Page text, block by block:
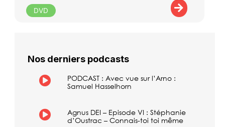
DVD
Nos derniers podcasts
PODCAST : Avec vue sur l’Arno :
Samuel Hasselhorn
Agnus DEI – Episode VI : Stéphanie
d’Oustrac – Connais-toi toi même